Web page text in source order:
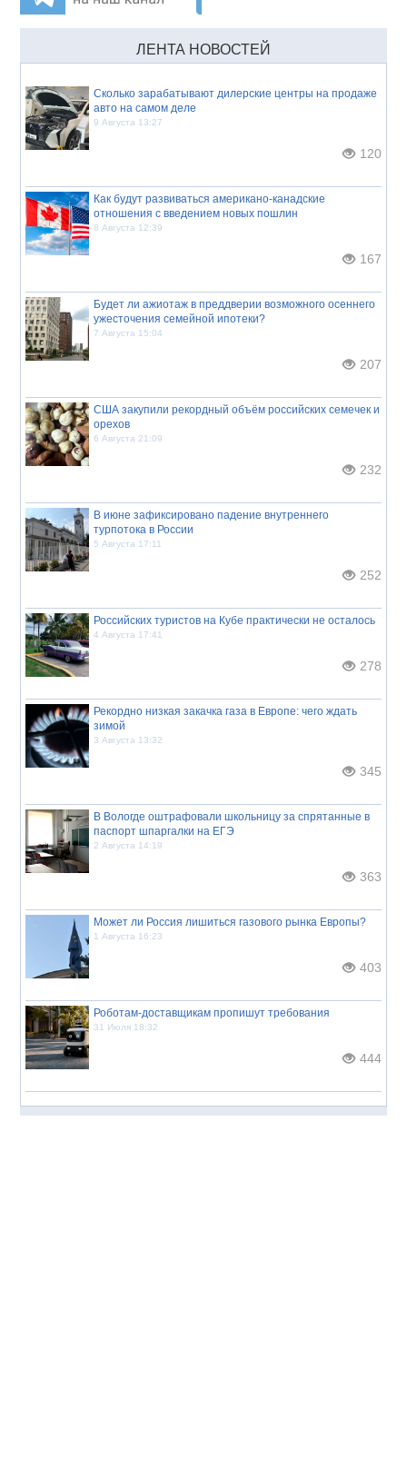
ЛЕНТА НОВОСТЕЙ
Сколько зарабатывают дилерские центры на продаже
авто на самом деле
9 Августа 13:27
120
Как будут развиваться американо-канадские
отношения с введением новых пошлин
8 Августа 12:39
167
Будет ли ажиотаж в преддверии возможного осеннего
ужесточения семейной ипотеки?
7 Августа 15:04
207
США закупили рекордный объём российских семечек и
орехов
6 Августа 21:09
232
В июне зафиксировано падение внутреннего
турпотока в России
5 Августа 17:11
252
Российских туристов на Кубе практически не осталось
4 Августа 17:41
278
Рекордно низкая закачка газа в Европе: чего ждать
зимой
3 Августа 13:32
345
В Вологде оштрафовали школьницу за спрятанные в
паспорт шпаргалки на ЕГЭ
2 Августа 14:19
363
Может ли Россия лишиться газового рынка Европы?
1 Августа 16:23
403
Роботам-доставщикам пропишут требования
31 Июля 18:32
444